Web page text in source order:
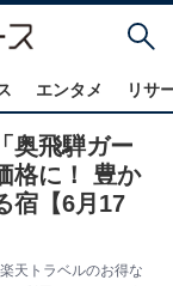
エンタメ リサ
奥飛騨ガー
格に！ 豊か
宿【6月17
天トラベルのお得な